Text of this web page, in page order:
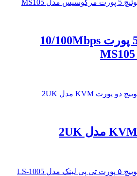
سوییچ دسکتاپ 5 پورت 10/100Mbps